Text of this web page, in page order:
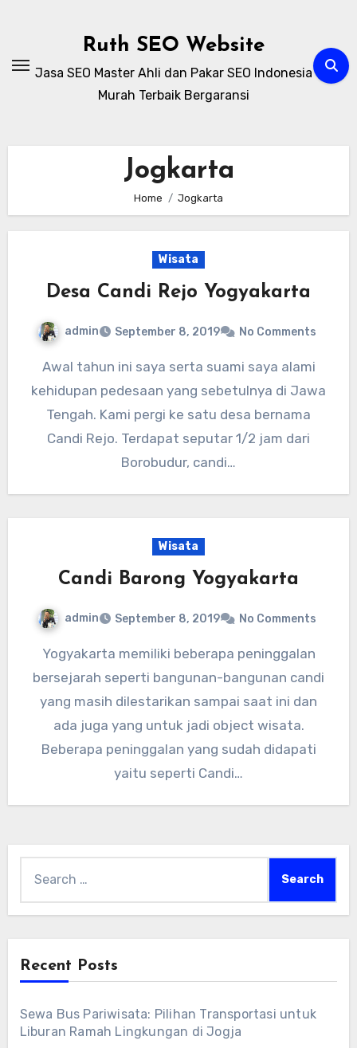
Ruth SEO Website
Jasa SEO Master Ahli dan Pakar SEO Indonesia
Murah Terbaik Bergaransi
Jogkarta
Home Jogkarta
Wisata
Desa Candi Rejo Yogyakarta
admin September 8, 2019 No Comments
Awal tahun ini saya serta suami saya alami
kehidupan pedesaan yang sebetulnya di Jawa
Tengah. Kami pergi ke satu desa bernama
Candi Rejo. Terdapat seputar 1/2 jam dari
Borobudur, candi…
Wisata
Candi Barong Yogyakarta
admin September 8, 2019 No Comments
Yogyakarta memiliki beberapa peninggalan
bersejarah seperti bangunan-bangunan candi
yang masih dilestarikan sampai saat ini dan
ada juga yang untuk jadi object wisata.
Beberapa peninggalan yang sudah didapati
yaitu seperti Candi…
for:
Recent Posts
Sewa Bus Pariwisata: Pilihan Transportasi untuk
Liburan Ramah Lingkungan di Jogja